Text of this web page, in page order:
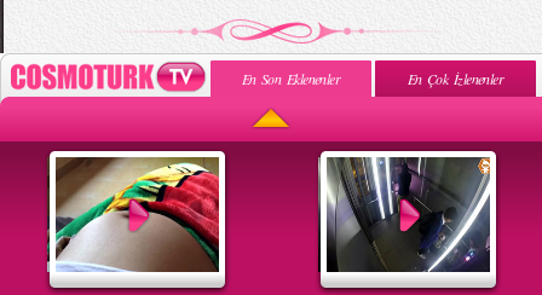
En Son Eklenenler En Çok İzlenenler